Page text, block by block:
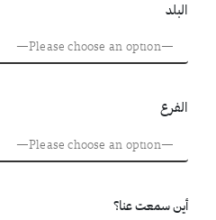
البلد
الفرع
أين سمعت عنا؟